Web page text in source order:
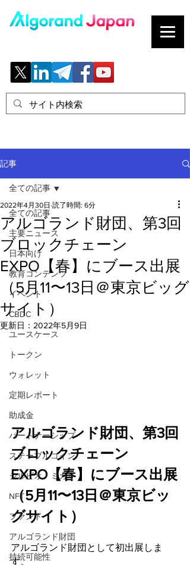
記事
全ての記事
主要ニュース
日本向け
教育コンテンツ
イベント
CBDC
ユースケース
トークン
ウォレット
定期レポート
助成金
パートナーシップ
ステーブルコイン
シルビオ・ミカリ
NFT
ファンド
アルゴランド財団
持続可能性
全ての記事
アルゴランド財団、第3回
ブロックチェーン
EXPO【春】にブース出展
（5月11〜13日＠東京ビッグ
サイト）
2022年4月30日 読了時間: 6分
更新日： 2022年5月9日
アルゴランド財団、第3回
ブロックチェーン
EXPO【春】にブース出展
（5月11〜13日＠東京ビッ
グサイト）
アルゴランド財団として初出展しま
す。